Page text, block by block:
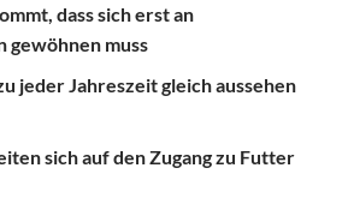
dass sich erst an
gewöhnen muss
jeder Jahreszeit gleich aussehen
sich auf den Zugang zu Futter